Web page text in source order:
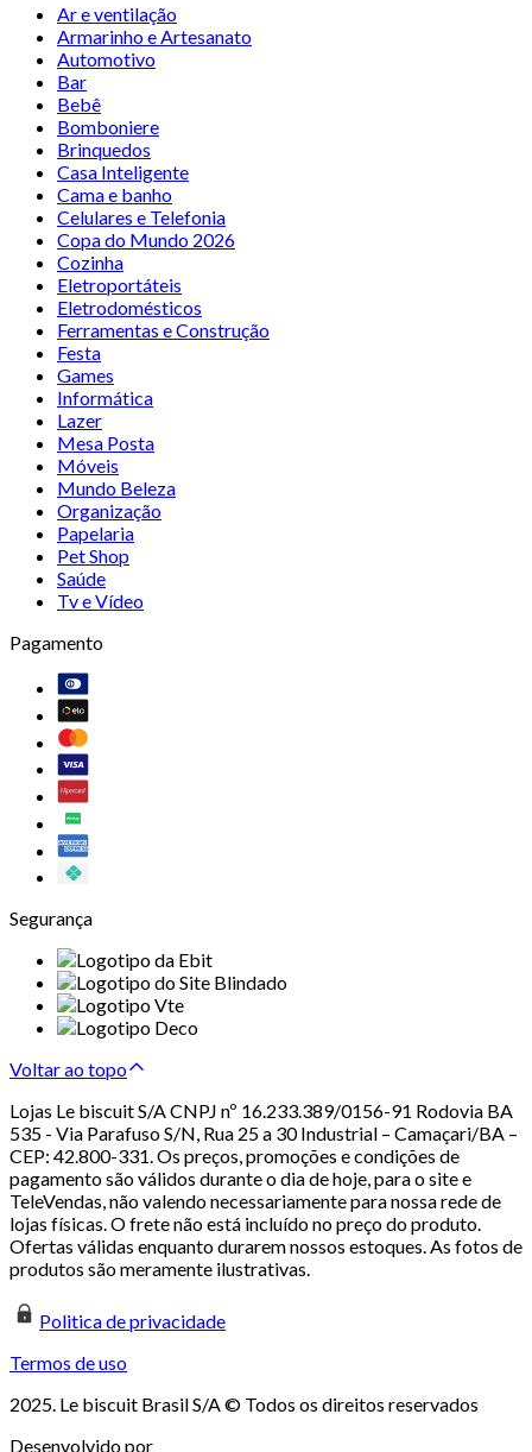
Ar e ventilação
Armarinho e Artesanato
Automotivo
Bar
Bebê
Bomboniere
Brinquedos
Casa Inteligente
Cama e banho
Celulares e Telefonia
Copa do Mundo 2026
Cozinha
Eletroportáteis
Eletrodomésticos
Ferramentas e Construção
Festa
Games
Informática
Lazer
Mesa Posta
Móveis
Mundo Beleza
Organização
Papelaria
Pet Shop
Saúde
Tv e Vídeo
Pagamento
Segurança
Voltar ao topo
Lojas Le biscuit S/A CNPJ nº 16.233.389/0156-91 Rodovia BA
535 - Via Parafuso S/N, Rua 25 a 30 Industrial – Camaçari/BA –
CEP: 42.800-331. Os preços, promoções e condições de
pagamento são válidos durante o dia de hoje, para o site e
TeleVendas, não valendo necessariamente para nossa rede de
lojas físicas. O frete não está incluído no preço do produto.
Ofertas válidas enquanto durarem nossos estoques. As fotos de
produtos são meramente ilustrativas.
Politica de privacidade
Termos de uso
2025. Le biscuit Brasil S/A © Todos os direitos reservados
Desenvolvido por